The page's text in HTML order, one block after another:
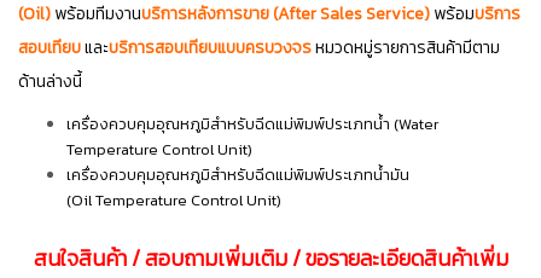
(Oil)พร้อมทีมงานบริการหลังการขาย (After Sales Service)พร้อมบริการ
สอบเทียบและบริการสอบเทียบแบบครบวงจรหมวดหมู่รายการสินค้ามีตาม
ด้านล่างนี้
เครื่องควบคุมอุณหภูมิสำหรับฉีดแม่พิมพ์ประเภทน้ำ (Water
Temperature Control Unit)
เครื่องควบคุมอุณหภูมิสำหรับฉีดแม่พิมพ์ประเภทน้ำมัน
(Oil Temperature Control Unit)
สนใจสินค้า / สอบถามเพิ่มเติม / ขอรายละเอียดสินค้าเพิ่ม